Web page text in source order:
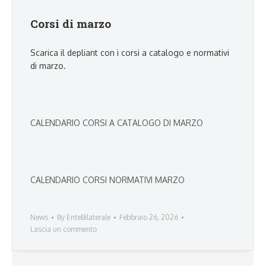
Corsi di marzo
Scarica il depliant con i corsi a catalogo e normativi
di marzo.
CALENDARIO CORSI A CATALOGO DI MARZO
CALENDARIO CORSI NORMATIVI MARZO
News By EnteBilaterale
Febbraio 26, 2026
Lascia un commento